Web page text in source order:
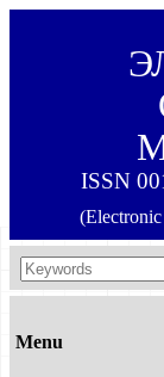
ISSN
Menu